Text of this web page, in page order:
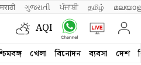
मराठी ગુજરાતી ਪੰਜਾਬੀ தமிழ்
AQI
খেলা বিনোদন ব্যবসা দেশ